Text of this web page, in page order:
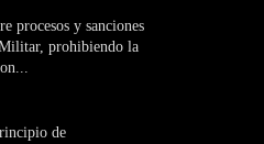
procesos y sanciones
prohibiendo la
de